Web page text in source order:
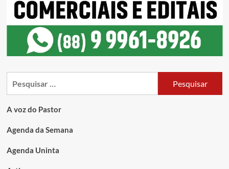
A voz do Pastor
Agenda da Semana
Agenda Uninta